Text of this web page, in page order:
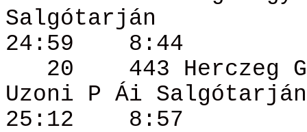
Salgótarján
24:59
8:44
20
443 Herczeg
Uzoni P Ái Salgótarján
25:12
8:57